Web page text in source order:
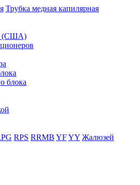
Трубка медная капилярная
(США)
блока
RPS RRMB YFYY Жалюзей